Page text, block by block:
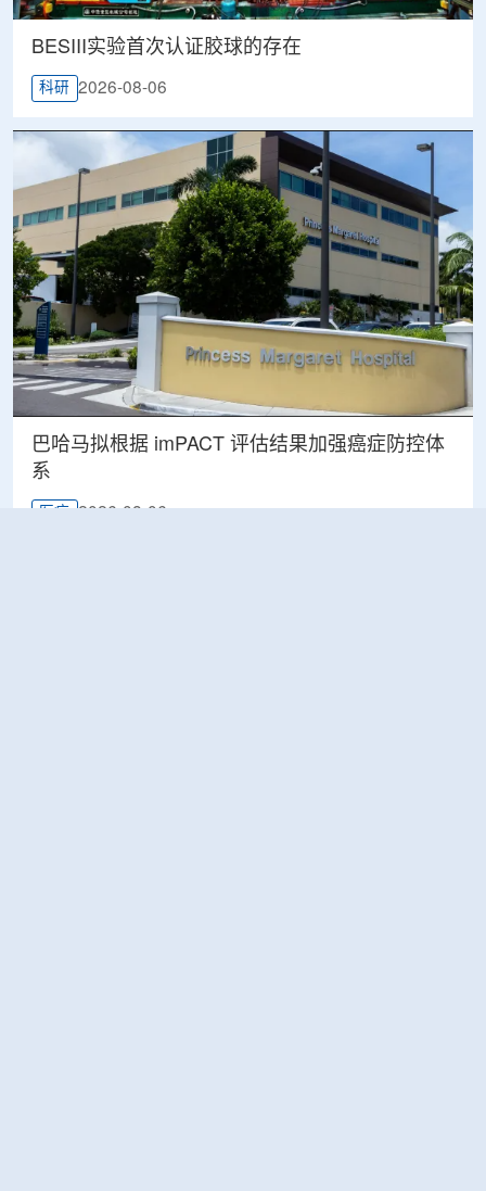
BESIII实验首次认证胶球的存在
科研 2026-08-06
巴哈马拟根据 imPACT 评估结果加强癌症防控体
系
医疗 2026-08-06